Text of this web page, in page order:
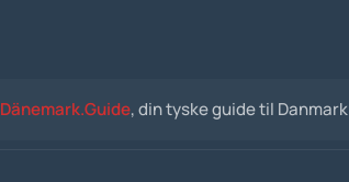
Dänemark.Guide, din tyske guide til Danmark